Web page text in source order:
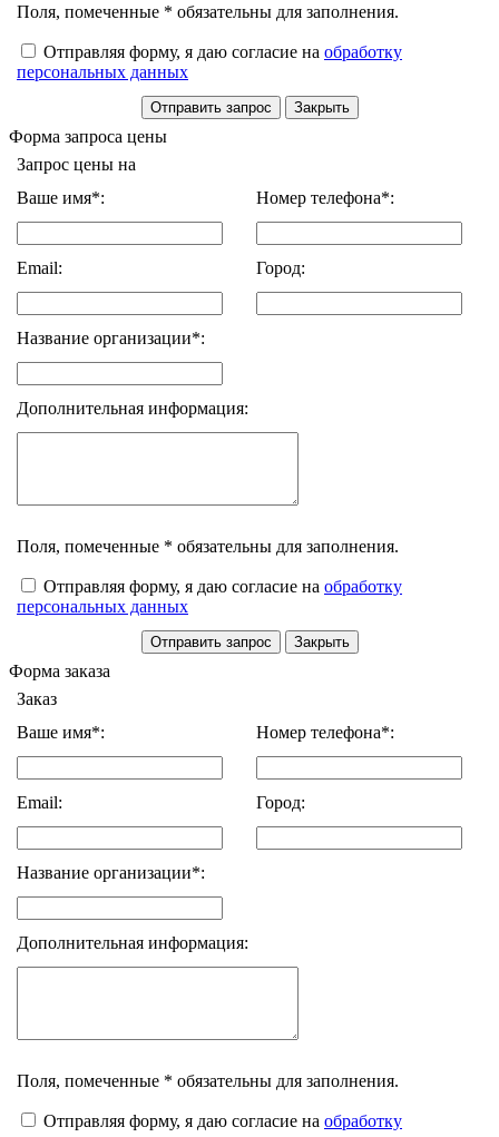
Поля, помеченные * обязательны для заполнения.
Отправляя форму, я даю согласие на обработку
персональных данных
Форма запроса цены
Запрос цены на
Ваше имя*:
Номер телефона*:
Email: Город:
Название организации*:
Дополнительная информация:
Поля, помеченные * обязательны для заполнения.
Отправляя форму, я даю согласие на обработку
персональных данных
Форма заказа
Заказ
Ваше имя*:
Номер телефона*:
Email: Город:
Название организации*:
Дополнительная информация:
Поля, помеченные * обязательны для заполнения.
Отправляя форму, я даю согласие на обработку